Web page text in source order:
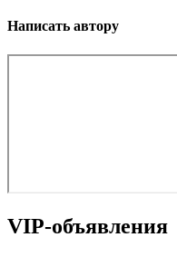
Написать автору
VIP-объявления